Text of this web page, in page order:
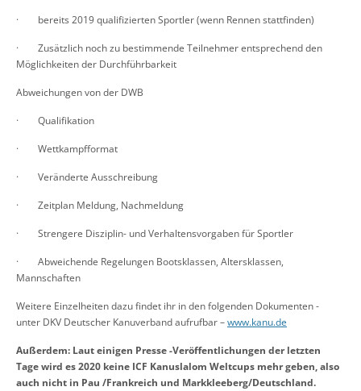
· bereits 2019 qualifizierten Sportler (wenn Rennen stattfinden)
· Zusätzlich noch zu bestimmende Teilnehmer entsprechend den
Möglichkeiten der Durchführbarkeit
Abweichungen von der DWB
· Qualifikation
· Wettkampfformat
· Veränderte Ausschreibung
· Zeitplan Meldung, Nachmeldung
· Strengere Disziplin- und Verhaltensvorgaben für Sportler
· Abweichende Regelungen Bootsklassen, Altersklassen,
Mannschaften
Weitere Einzelheiten dazu findet ihr in den folgenden Dokumenten -
unter DKV Deutscher Kanuverband aufrufbar –www.kanu.de
Außerdem: Laut einigen Presse -Veröffentlichungen der letzten
Tage wird es 2020 keine ICF Kanuslalom Weltcups mehr geben, also
auch nicht in Pau /Frankreich und Markkleeberg/Deutschland.